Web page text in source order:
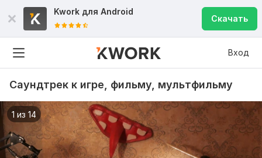
Kwork для Android
Скачать
Вход
Саундтрек к игре, фильму, мультфильму
1 из 14